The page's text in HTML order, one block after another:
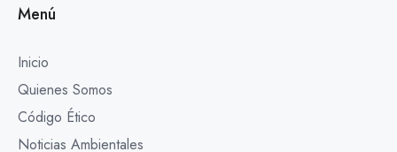
Menú
Inicio
Quienes Somos
Código Ético
Noticias Ambientales